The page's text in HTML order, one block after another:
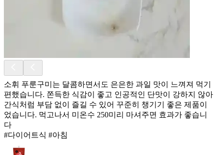
소휘 푸룬구미는 달콤하면서도 은은한 과일 맛이 느껴져 먹기
편했습니다. 쫀득한 식감이 좋고 인공적인 단맛이 강하지 않아
간식처럼 부담 없이 즐길 수 있어 꾸준히 챙기기 좋은 제품이
었습니다. 먹고나서 미온수 250미리 마셔주면 효과가 좋습니
다
#다이어트식 #아침